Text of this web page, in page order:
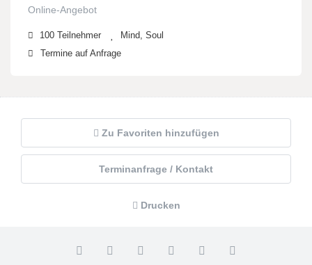
Online-Angebot
100 Teilnehmer
Mind, Soul
Termine auf Anfrage
Zu Favoriten hinzufügen
Terminanfrage / Kontakt
Drucken